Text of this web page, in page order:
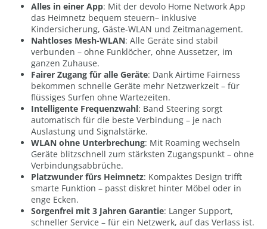
Alles in einer App: Mit der devolo Home Network App
das Heimnetz bequem steuern– inklusive
Kindersicherung, Gäste-WLAN und Zeitmanagement.
Nahtloses Mesh-WLAN: Alle Geräte sind stabil
verbunden – ohne Funklöcher, ohne Aussetzer, im
ganzen Zuhause.
Fairer Zugang für alle Geräte: Dank Airtime Fairness
bekommen schnelle Geräte mehr Netzwerkzeit – für
flüssiges Surfen ohne Wartezeiten.
Intelligente Frequenzwahl: Band Steering sorgt
automatisch für die beste Verbindung – je nach
Auslastung und Signalstärke.
WLAN ohne Unterbrechung: Mit Roaming wechseln
Geräte blitzschnell zum stärksten Zugangspunkt – ohne
Verbindungsabbrüche.
Platzwunder fürs Heimnetz: Kompaktes Design trifft
smarte Funktion – passt diskret hinter Möbel oder in
enge Ecken.
Sorgenfrei mit 3 Jahren Garantie: Langer Support,
schneller Service – für ein Netzwerk, auf das Verlass ist.